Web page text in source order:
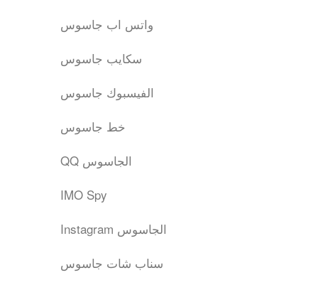
واتس اب جاسوس
سكايب جاسوس
الفيسبوك جاسوس
خط جاسوس
QQ الجاسوس
IMO Spy
Instagram الجاسوس
سناب شات جاسوس